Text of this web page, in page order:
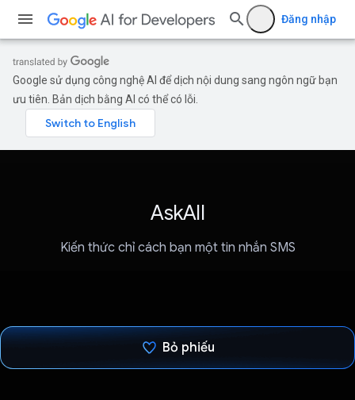
Đăng nhập
Google sử dụng công nghệ AI để dịch nội dung sang ngôn ngữ bạn
ưu tiên. Bản dịch bằng AI có thể có lỗi.
AskAll
Kiến thức chỉ cách bạn một tin nhắn SMS
Bỏ phiếu